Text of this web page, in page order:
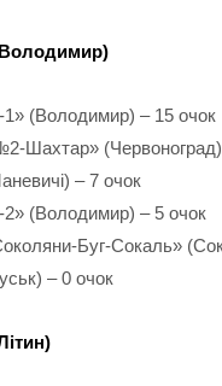
(Володимир) – 15 очок
(Червоноград)
– 7 очок
(Володимир) – 5 очок
Буг-Сокаль»
– 0 очок